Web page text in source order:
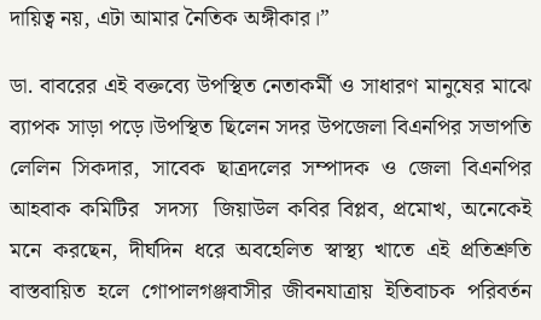
দায়িত্ব নয়, এটা আমার নৈতিক অঙ্গীকার।”
ডা. বাবরের এই বক্তব্যে উপস্থিত নেতাকর্মী ও সাধারণ মানুষের মাঝে
ব্যাপক সাড়া পড়ে।উপস্থিত ছিলেন সদর উপজেলা বিএনপির সভাপতি
লেলিন সিকদার, সাবেক ছাত্রদলের সম্পাদক ও জেলা বিএনপির
আহবাক কমিটির সদস্য জিয়াউল কবির বিপ্লব, প্রমোখ, অনেকেই
মনে করছেন, দীর্ঘদিন ধরে অবহেলিত স্বাস্থ্য খাতে এই প্রতিশ্রুতি
বাস্তবায়িত হলে গোপালগঞ্জবাসীর জীবনযাত্রায় ইতিবাচক পরিবর্তন